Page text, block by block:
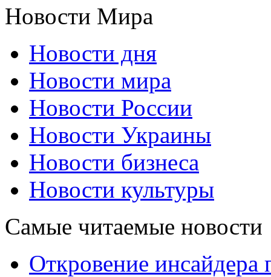
Новости Мира
Новости дня
Новости мира
Новости России
Новости Украины
Новости бизнеса
Новости культуры
Самые читаемые новости
Откровение инсайдера